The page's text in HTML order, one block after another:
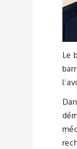
Le